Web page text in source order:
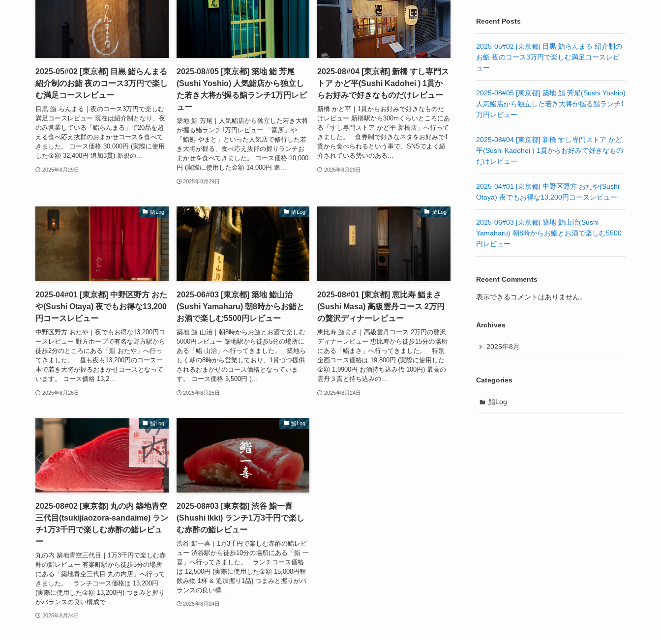
2025-05#02 [東京都] 目黒 鮨らんまる
紹介制のお鮨 夜のコース3万円で楽し
む満足コースレビュー
目黒 鮨 らんまる｜夜のコース3万円で楽しむ
満足コースレビュー 現在は紹介制となり、夜
のみ営業している「鮨らんまる」で20品を超
える食べ応え抜群のおまかせコースを食べて
きました。 コース価格 30,000円 (実際に使用
した金額 32,400円 追加3貫) 新規の...
2025年8月29日
2025-08#05 [東京都] 築地 鮨 芳尾
(Sushi Yoshio) 人気鮨店から独立し
た若き大将が握る鮨ランチ1万円レビ
ュー
築地 鮨 芳尾｜人気鮨店から独立した若き大将
が握る鮨ランチ1万円レビュー 「富所」や
「鮨処 やまと」といった人気店で修行した若
き大将が握る、食べ応え抜群の握りランチお
まかせを食べてきました。 コース価格 10,000
円 (実際に使用した金額 14,000円 追...
2025年8月29日
2025-08#04 [東京都] 新橋 すし専門ス
トア かど平(Sushi Kadohei ) 1貫か
らお好みで好きなものだけレビュー
新橋 かど平｜1貫からお好みで好きなものだ
けレビュー 新橋駅から300mくらいところにあ
る「すし専門ストア かど平 新橋店」へ行って
きました。 食券制で好きなネタをお好みで1
貫から食べられるという事で、SNSでよく紹
介されている勢いのある...
2025年8月29日
鮨Log
2025-04#01 [東京都] 中野区野方 おた
や(Sushi Otaya) 夜でもお得な13,200
円コースレビュー
中野区野方 おたや｜夜でもお得な13,200円コ
ースレビュー 野方ホープで有名な野方駅から
徒歩2分のところにある「鮨 おたや」へ行っ
てきました。 昼も夜も13,200円のコース一
本で若き大将が握るおまかせコースとなって
います。 コース価格 13,2...
2025年8月26日
鮨Log
2025-06#03 [東京都] 築地 鮨山治
(Sushi Yamaharu) 朝8時からお鮨と
お酒で楽しむ5500円レビュー
築地 鮨 山治｜朝8時からお鮨とお酒で楽しむ
5000円レビュー 築地駅から徒歩5分の場所に
ある「鮨 山治」へ行ってきました。 築地ら
しく朝の8時から営業しており、1貫づつ提供
されるおまかせのコース価格となっていま
す。 コース価格 5,500円 (...
2025年8月25日
鮨Log
2025-08#01 [東京都] 恵比寿 鮨まさ
(Sushi Masa) 高級雲丹コース 2万円
の贅沢ディナーレビュー
恵比寿 鮨まさ｜高級雲丹コース 2万円の贅沢
ディナーレビュー 恵比寿から徒歩15分の場所
にある「鮨まさ」へ行ってきました。 特別
企画コース価格は 19,800円 (実際に使用した
金額 1,9900円 お酒持ち込み代 100円) 最高の
雲丹３貫と持ち込みの...
2025年8月24日
鮨Log
2025-08#02 [東京都] 丸の内 築地青空
三代目(tsukijiaozora-sandaime) ラン
チ1万3千円で楽しむ赤酢の鮨レビュ
ー
丸の内 築地青空三代目｜1万3千円で楽しむ赤
酢の鮨レビュー 有楽町駅から徒歩5分の場所
にある「築地青空三代目 丸の内店」へ行って
きました。 ランチコース価格は 13,200円
(実際に使用した金額 13,200円) つまみと握り
がバランスの良い構成で...
2025年8月24日
鮨Log
2025-08#03 [東京都] 渋谷 鮨一喜
(Shushi Ikki) ランチ1万3千円で楽し
む赤酢の鮨レビュー
渋谷 鮨一喜｜1万3千円で楽しむ赤酢の鮨レビ
ュー 渋谷駅から徒歩10分の場所にある「鮨 一
喜」へ行ってきました。 ランチコース価格
は 12,500円 (実際に使用した金額 15,000円程
飲み物 1杯 & 追加握り1品) つまみと握りがバ
ランスの良い構...
2025年8月24日
Recent Posts
2025-05#02 [東京都] 目黒 鮨らんまる 紹介制の
お鮨 夜のコース3万円で楽しむ満足コースレビ
ュー
2025-08#05 [東京都] 築地 鮨 芳尾(Sushi Yoshio)
人気鮨店から独立した若き大将が握る鮨ランチ1
万円レビュー
2025-08#04 [東京都] 新橋 すし専門ストア かど
平(Sushi Kadohei ) 1貫からお好みで好きなもの
だけレビュー
2025-04#01 [東京都] 中野区野方 おたや(Sushi
Otaya) 夜でもお得な13,200円コースレビュー
2025-06#03 [東京都] 築地 鮨山治(Sushi
Yamaharu) 朝8時からお鮨とお酒で楽しむ5500
円レビュー
Recent Comments
表示できるコメントはありません。
Archives
2025年8月
Categories
鮨Log